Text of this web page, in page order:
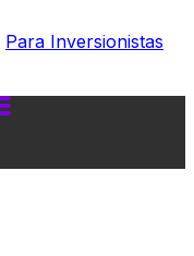
Para Inversionistas